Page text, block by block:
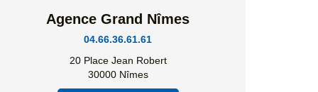
Agence Grand Nîmes
04.66.36.61.61
20 Place Jean Robert
30000 Nîmes